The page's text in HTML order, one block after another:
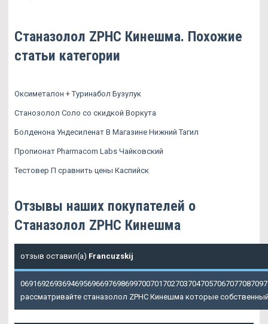
Станазолол ZPHC Кинешма. Похожие
статьи категории
Оксиметалон + Туринабол Бузулук
Станозолол Соло со скидкой Воркута
Болденона Ундесиленат В Магазине Нижний Тагил
Пропионат Pharmacom Labs Чайковский
Тестовер П сравнить цены Каспийск
Отзывы наших покупателей о
Станазолол ZPHC Кинешма
отзыв оставил(а) Francuzskij
рассматривайте станазолол ZPHC Кинешма которые